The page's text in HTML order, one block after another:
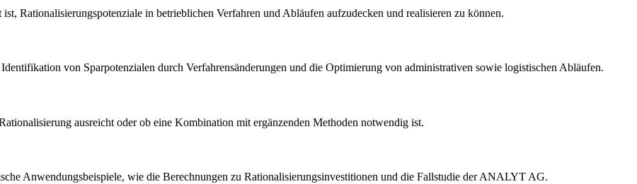
Rationalisierungspotenziale in betrieblichen Verfahren und Abläufen aufzudecken und realisieren zu können.
von Sparpotenzialen durch Verfahrensänderungen und die Optimierung von administrativen sowie logistischen Abläufen.
ausreicht oder ob eine Kombination mit ergänzenden Methoden notwendig ist.
Anwendungsbeispiele, wie die Berechnungen zu Rationalisierungsinvestitionen und die Fallstudie der ANALYT AG.